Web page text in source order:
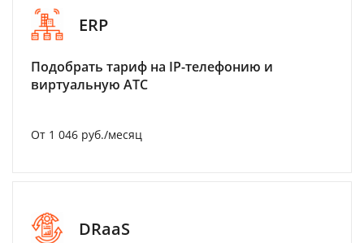
ERP
Подобрать тариф на IP-телефонию и
виртуальную АТС
От 1 046 руб./месяц
DRaaS